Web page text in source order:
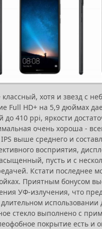
хотя и звезд с
Full HD+ на 5,9 дюймах
до 410 ppi, яркости
очень хороша -
выше среднего и
восприятия,
пусть и с
Кстати последнее
Приятным бонусом
УФ-излучения, что
длительном использовании
стекло выполнено с
покрытие есть и